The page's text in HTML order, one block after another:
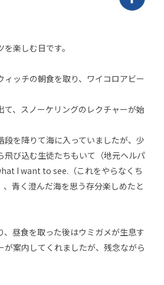
楽しむ日です。
ッチの朝食を取り、ワイコロアビー
、スノーケリングのレクチャーが始
を降りて海に入っていましたが、少
飛び込む生徒たちもいて（地元ヘルパ
I want to see.（これをやらなくち
、青く澄んだ海を思う存分楽しめたと
昼食を取った後はウミガメが生息す
が案内してくれましたが、残念ながら